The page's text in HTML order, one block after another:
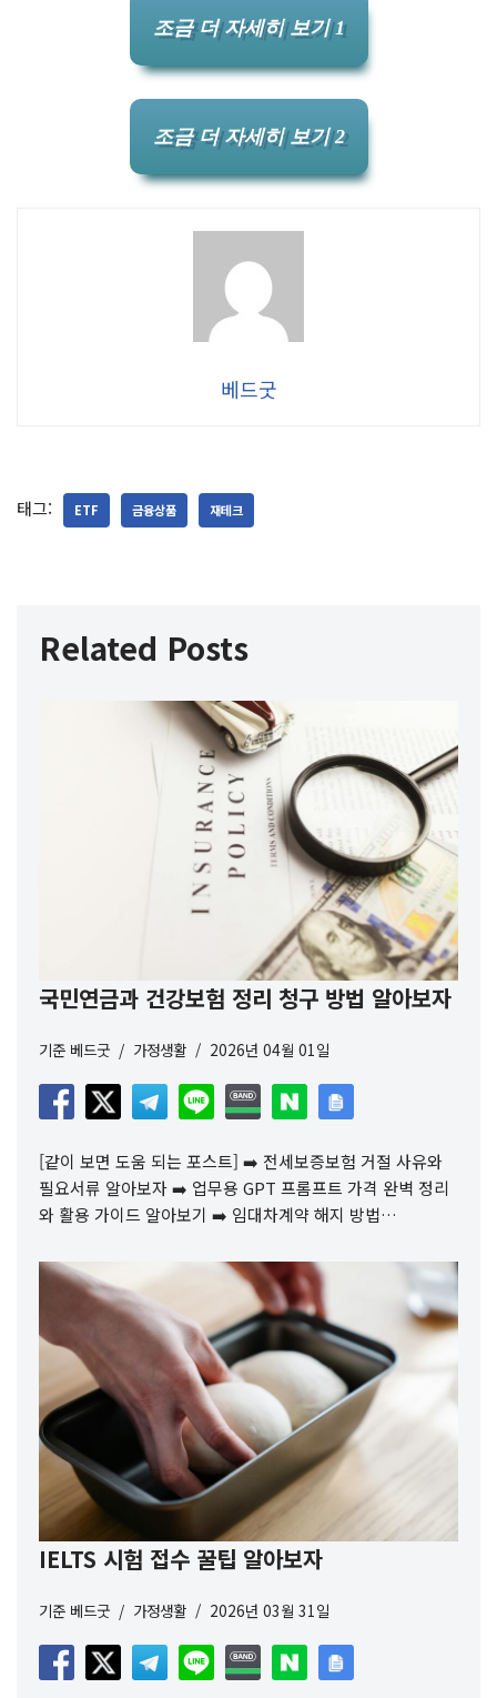
조금 더 자세히 보기 1
조금 더 자세히 보기 2
베드굿
태그: ETF 금융상품 재테크
Related Posts
국민연금과 건강보험 정리 청구 방법 알아보자
기준 베드굿 가정생활 2026년 04월 01일
[같이 보면 도움 되는 포스트] ➡️ 전세보증보험 거절 사유와
필요서류 알아보자 ➡️ 업무용 GPT 프롬프트 가격 완벽 정리
와 활용 가이드 알아보기 ➡️ 임대차계약 해지 방법…
IELTS 시험 접수 꿀팁 알아보자
기준 베드굿 가정생활 2026년 03월 31일